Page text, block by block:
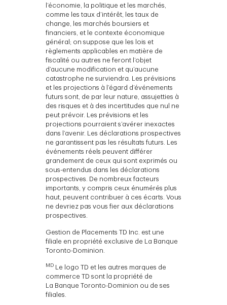
l’économie, la politique et les marchés,
comme les taux d’intérêt, les taux de
change, les marchés boursiers et
financiers, et le contexte économique
général; on suppose que les lois et
règlements applicables en matière de
fiscalité ou autres ne feront l’objet
d’aucune modification et qu’aucune
catastrophe ne surviendra. Les prévisions
et les projections à l’égard d’événements
futurs sont, de par leur nature, assujetties à
des risques et à des incertitudes que nul ne
peut prévoir. Les prévisions et les
projections pourraient s’avérer inexactes
dans l’avenir. Les déclarations prospectives
ne garantissent pas les résultats futurs. Les
événements réels peuvent différer
grandement de ceux qui sont exprimés ou
sous-entendus dans les déclarations
prospectives. De nombreux facteurs
importants, y compris ceux énumérés plus
haut, peuvent contribuer à ces écarts. Vous
ne devriez pas vous fier aux déclarations
prospectives.
Gestion de Placements TD Inc. est une
filiale en propriété exclusive de La Banque
Toronto-Dominion.
MDLe logo TD et les autres marques de
commerce TD sont la propriété de
La Banque Toronto-Dominion ou de ses
filiales.